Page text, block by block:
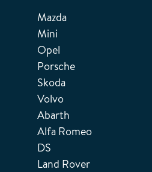
Mazda
Mini
Opel
Porsche
Skoda
Volvo
Abarth
Alfa Romeo
DS
Land Rover